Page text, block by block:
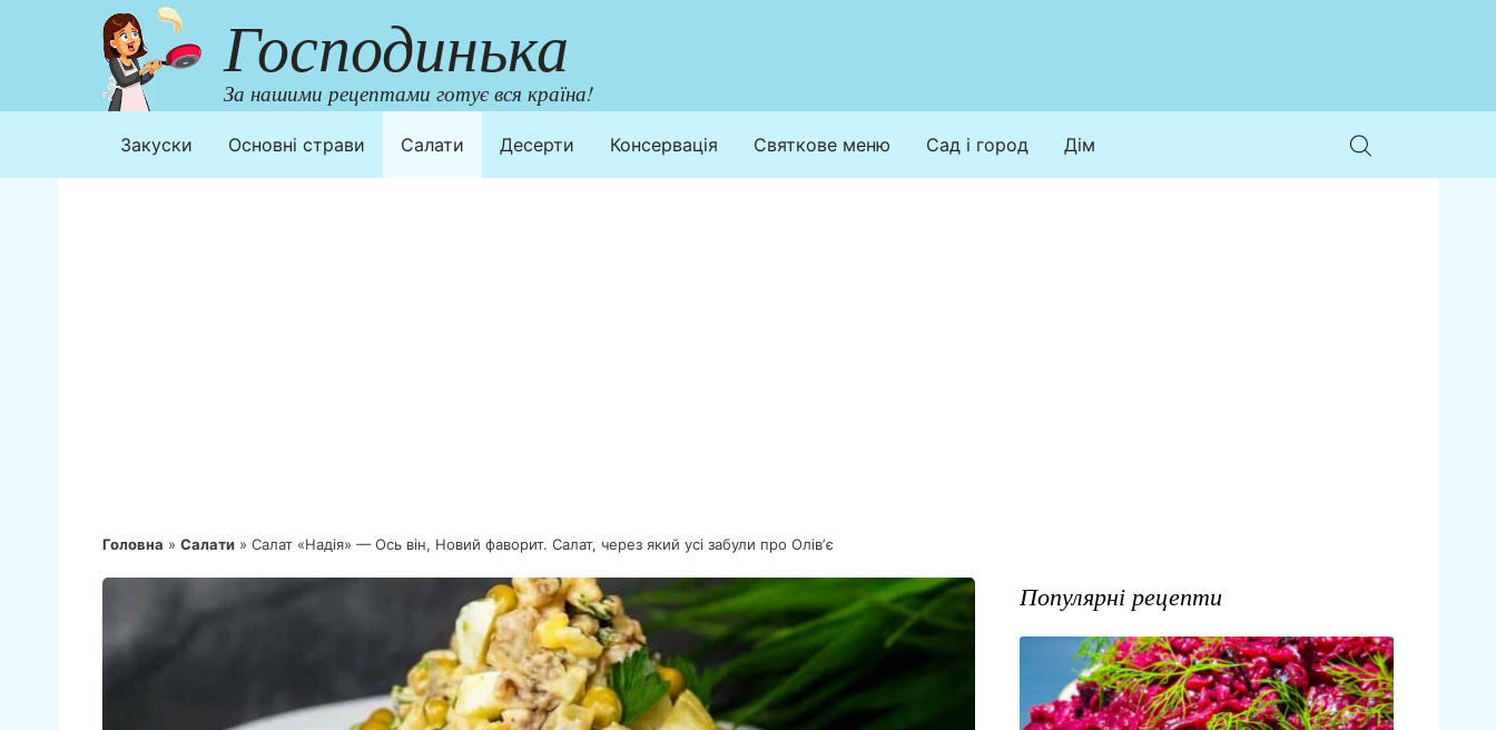
Господинька
За нашими рецептами готує вся країна!
Закуски Основні страви Салати Десерти Консервація Святкове меню Сад і город Дім
Головна » Салати » Салат «Надія» — Ось він, Новий фаворит. Салат, через який усі забули про Олівʼє
Популярні рецепти